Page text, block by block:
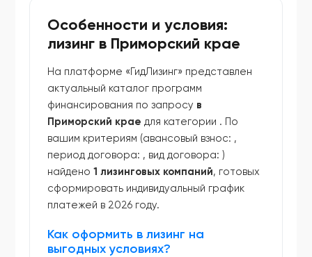
Особенности и условия:
лизинг в Приморский крае
На платформе «ГидЛизинг» представлен
актуальный каталог программ
финансирования по запросу в
Приморский крае для категории . По
вашим критериям (авансовый взнос: ,
период договора: , вид договора:)
найдено1 лизинговых компаний, готовых
сформировать индивидуальный график
платежей в 2026 году.
Как оформить в лизинг на
выгодных условиях?